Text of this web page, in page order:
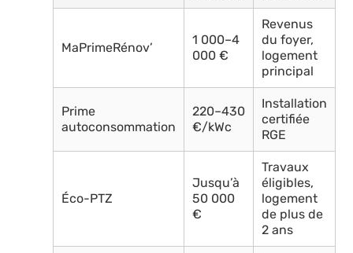
MaPrimeRénov’
1 000–4
000 €
Revenus
du foyer,
logement
principal
Prime
autoconsommation
220–430
€/kWc
Installation
certifiée
RGE
Éco-PTZ
Jusqu’à
50 000
€
Travaux
éligibles,
logement
de plus de
2 ans